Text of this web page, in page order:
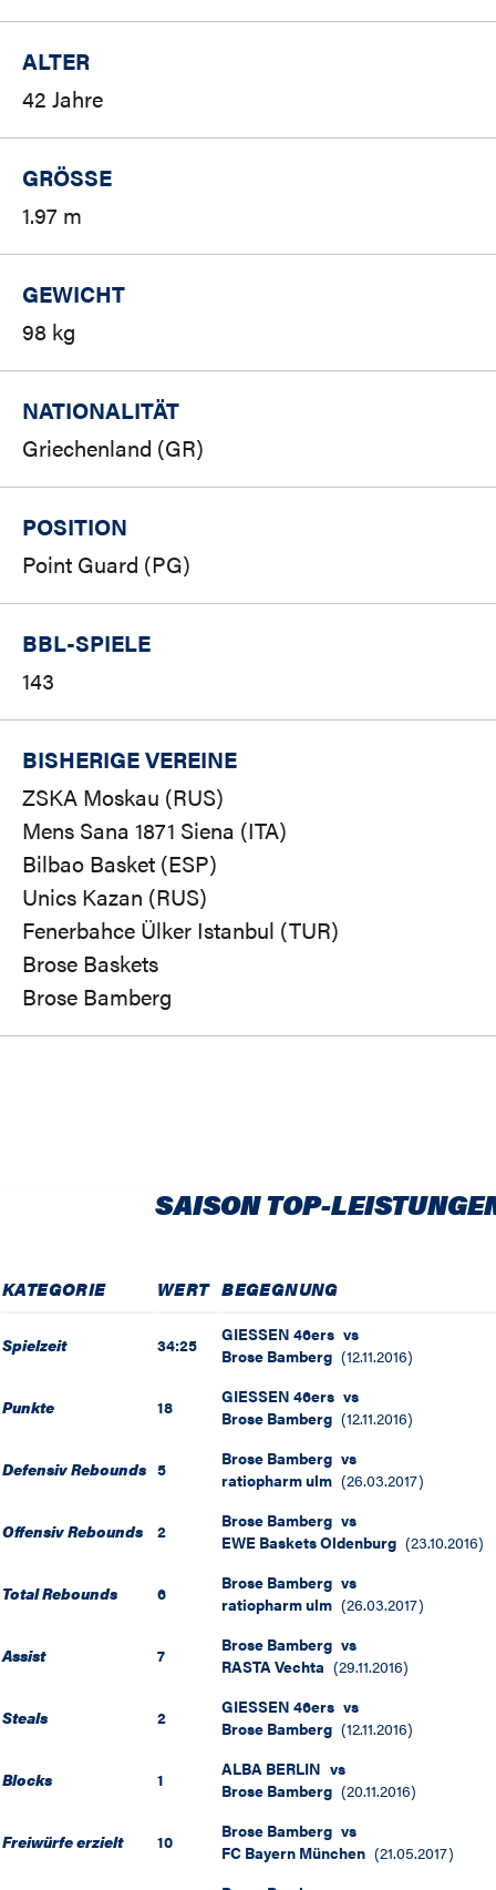
ALTER
42 Jahre
GRÖSSE
1.97 m
GEWICHT
98 kg
NATIONALITÄT
Griechenland (GR)
POSITION
Point Guard (PG)
BBL-SPIELE
143
BISHERIGE VEREINE
ZSKA Moskau (RUS)
Mens Sana 1871 Siena (ITA)
Bilbao Basket (ESP)
Unics Kazan (RUS)
Fenerbahce Ülker Istanbul (TUR)
Brose Baskets
Brose Bamberg
SAISON TOP-
KATEGORIE WERT BEGEGNUNG
Spielzeit 34:25 GIESSEN 46ers vs
Brose Bamberg (12.11.2016)
Punkte 18 GIESSEN 46ers vs
Brose Bamberg (12.11.2016)
Defensiv Rebounds 5 Brose Bamberg vs
ratiopharm ulm (26.03.2017)
Offensiv Rebounds 2 Brose Bamberg vs
EWE Baskets Oldenburg (23.10.2016)
Total Rebounds 6 Brose Bamberg vs
ratiopharm ulm (26.03.2017)
Assist 7 Brose Bamberg vs
RASTA Vechta (29.11.2016)
Steals 2 GIESSEN 46ers vs
Brose Bamberg (12.11.2016)
Blocks 1 ALBA BERLIN vs
Brose Bamberg (20.11.2016)
Freiwürfe erzielt 10 Brose Bamberg vs
FC Bayern München (21.05.2017)